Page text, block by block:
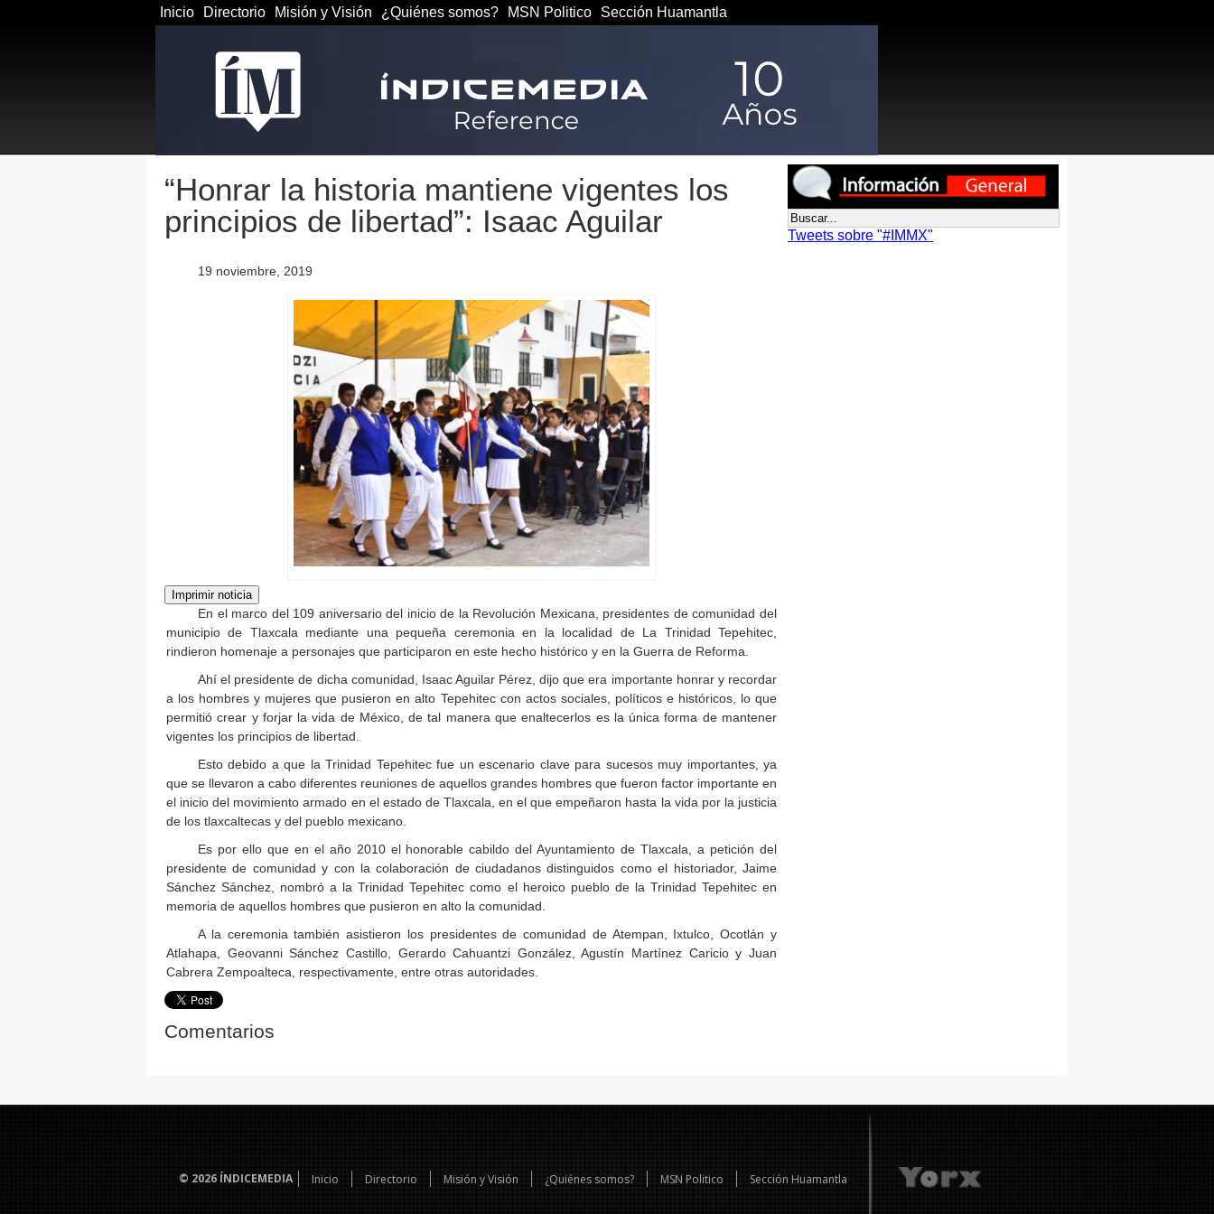
Inicio Directorio Misión y Visión ¿Quiénes somos? MSN Politico Sección Huamantla
“Honrar la historia mantiene vigentes los
principios de libertad”: Isaac Aguilar
19 noviembre, 2019
En el marco del 109 aniversario del inicio de la Revolución Mexicana, presidentes de comunidad del
municipio de Tlaxcala mediante una pequeña ceremonia en la localidad de La Trinidad Tepehitec,
rindieron homenaje a personajes que participaron en este hecho histórico y en la Guerra de Reforma.
Ahí el presidente de dicha comunidad, Isaac Aguilar Pérez, dijo que era importante honrar y recordar
a los hombres y mujeres que pusieron en alto Tepehitec con actos sociales, políticos e históricos, lo que
permitió crear y forjar la vida de México, de tal manera que enaltecerlos es la única forma de mantener
vigentes los principios de libertad.
Esto debido a que la Trinidad Tepehitec fue un escenario clave para sucesos muy importantes, ya
que se llevaron a cabo diferentes reuniones de aquellos grandes hombres que fueron factor importante en
el inicio del movimiento armado en el estado de Tlaxcala, en el que empeñaron hasta la vida por la justicia
de los tlaxcaltecas y del pueblo mexicano.
Es por ello que en el año 2010 el honorable cabildo del Ayuntamiento de Tlaxcala, a petición del
presidente de comunidad y con la colaboración de ciudadanos distinguidos como el historiador, Jaime
Sánchez Sánchez, nombró a la Trinidad Tepehitec como el heroico pueblo de la Trinidad Tepehitec en
memoria de aquellos hombres que pusieron en alto la comunidad.
A la ceremonia también asistieron los presidentes de comunidad de Atempan, Ixtulco, Ocotlán y
Atlahapa, Geovanni Sánchez Castillo, Gerardo Cahuantzi González, Agustín Martínez Caricio y Juan
Cabrera Zempoalteca, respectivamente, entre otras autoridades.
Comentarios
Tweets sobre "#IMMX"
Inicio Directorio Misión y Visión ¿Quiénes somos? MSN Politico Sección Huamantla
© 2026 ÍNDICEMEDIA